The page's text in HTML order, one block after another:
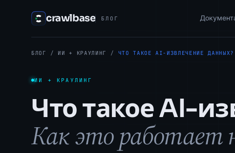
crawlbase БЛОГ
БЛОГ / ИИ + КРАУЛИНГ / ЧТО ТАКОЕ AI-ИЗВЛЕЧЕНИЕ
ИИ + КРАУЛИНГ
Что такое AI-
Как это работает